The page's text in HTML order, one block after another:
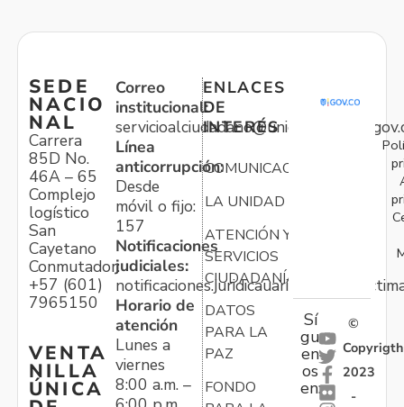
SEDE
NACIO
NAL
Carrera
85D No.
46A – 65
Complejo
logístico
San
Cayetano
Conmutador:
+57 (601)
7965150
VENTA
NILLA
ÚNICA
Correo
institucional:
Línea
anticorrupción:
Desde
móvil o fijo:
157
Notificaciones
judiciales:
Horario de
atención
Lunes a
viernes
8:00 a.m. –
ENLACES
DE
INTERÉS
COMUNICACIONES
LA UNIDAD
ATENCIÓN Y
SERVICIOS
CIUDADANÍA
DATOS
PARA LA
PAZ
FONDO
Sí
gu
en
os
en:
©
Copyrigth
2023
-